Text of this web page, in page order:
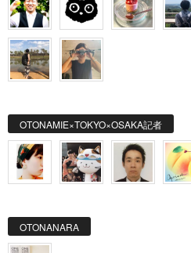
OTONAMIE×TOKYO×OSAKA記者
OTONANARA